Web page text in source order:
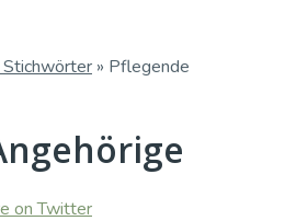
» Pflegende
on Twitter